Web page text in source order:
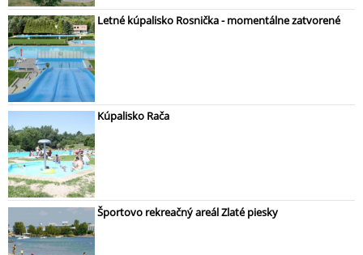
Letné kúpalisko Rosnička - momentálne zatvorené
Kúpalisko Rača
Športovo rekreačný areál Zlaté piesky